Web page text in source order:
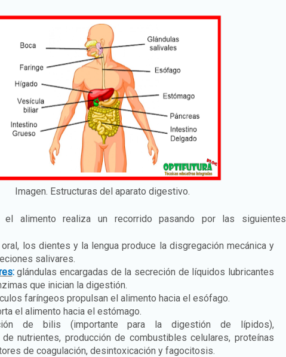
Imagen. Estructuras del aparato digestivo.
el alimento realiza un recorrido pasando por las siguientes
los dientes y la lengua produce la disgregación mecánica y
salivares.
:glándulas encargadas de la secreción de líquidos lubricantes
que inician la digestión.
faríngeos propulsan el alimento hacia el esófago.
el alimento hacia el estómago.
de bilis (importante para la digestión de lípidos),
de nutrientes, producción de combustibles celulares, proteínas
de coagulación, desintoxicación y fagocitosis.